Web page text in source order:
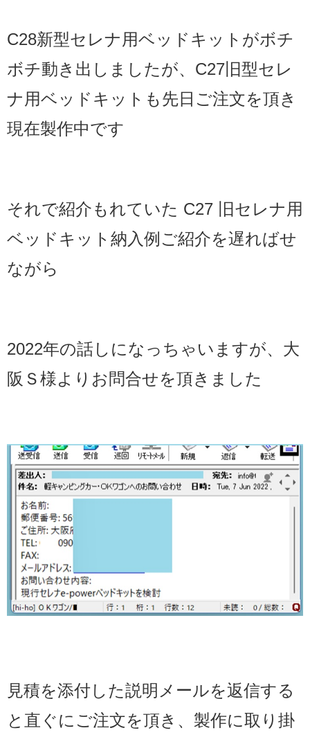
C28新型セレナ用ベッドキットがボチ
ボチ動き出しましたが、C27旧型セレ
ナ用ベッドキットも先日ご注文を頂き
現在製作中です
それで紹介もれていた C27 旧セレナ用
ベッドキット納入例ご紹介を遅ればせ
ながら
2022年の話しになっちゃいますが、大
阪Ｓ様よりお問合せを頂きました
見積を添付した説明メールを返信する
と直ぐにご注文を頂き、製作に取り掛